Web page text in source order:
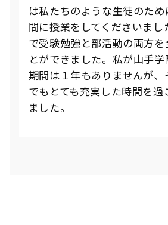
は私たちのような生徒のた
間に授業をしてくださいま
で受験勉強と部活動の両方
とができました。私が山手
期間は１年もありませんが、
でもとても充実した時間を過
ました。